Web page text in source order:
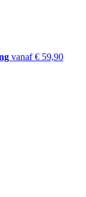
vanaf € 59,90